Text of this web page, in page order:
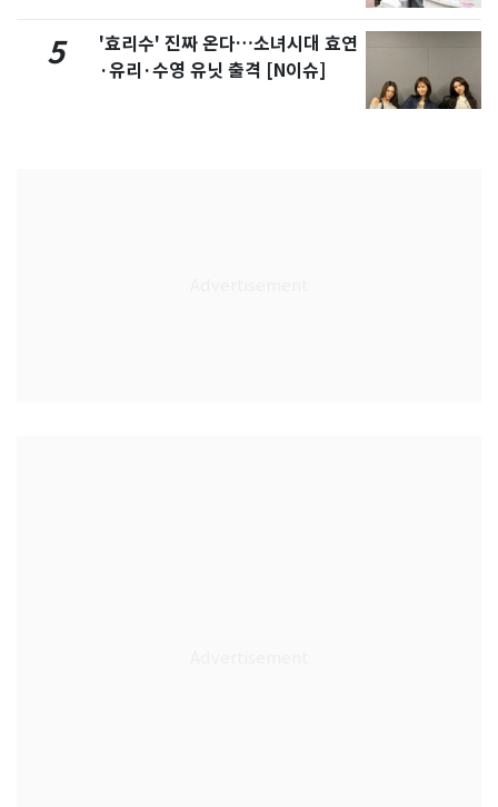
5
'효리수' 진짜 온다…소녀시대 효연
·유리·수영 유닛 출격 [N이슈]